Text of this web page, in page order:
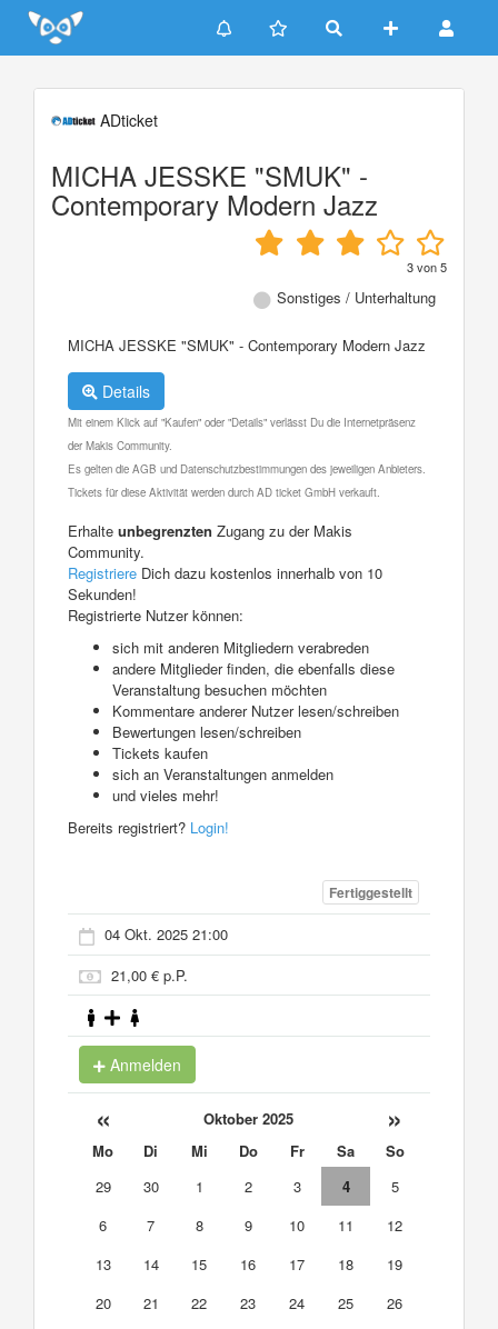
Update cookies preferences
ADticket
MICHA JESSKE "SMUK" -
Contemporary Modern Jazz
3von5
Sonstiges / Unterhaltung
MICHA JESSKE "SMUK" - Contemporary Modern Jazz
Details
Mit einem Klick auf "Kaufen" oder "Details" verlässt Du die Internetpräsenz
der Makis Community.
Es gelten die AGB und Datenschutzbestimmungen des jeweiligen Anbieters.
Tickets für diese Aktivität werden durch AD ticket GmbH verkauft.
Erhalte unbegrenzten Zugang zu der Makis
Community.
Registriere Dich dazu kostenlos innerhalb von 10
Sekunden!
Registrierte Nutzer können:
sich mit anderen Mitgliedern verabreden
andere Mitglieder finden, die ebenfalls diese
Veranstaltung besuchen möchten
Kommentare anderer Nutzer lesen/schreiben
Bewertungen lesen/schreiben
Tickets kaufen
sich an Veranstaltungen anmelden
und vieles mehr!
Bereits registriert? Login!
Fertiggestellt
04 Okt. 2025 21:00
21,00 € p.P.
Anmelden
« Oktober 2025 »
Mo Di Mi Do Fr Sa
So
29
30 1 2 3 4
5
6
7 8 9 10 11
12
13
14 15 16 17 18
19
20
21 22 23 24 25
26